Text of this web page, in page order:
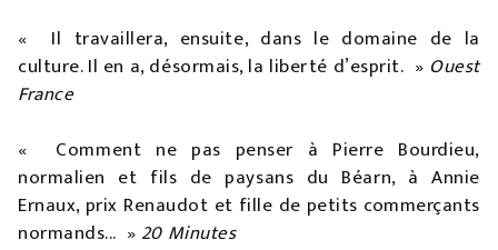
« Il travaillera, ensuite, dans le domaine de la
culture. Il en a, désormais, la liberté d’esprit. » Ouest
France
« Comment ne pas penser à Pierre Bourdieu,
normalien et fils de paysans du Béarn, à Annie
Ernaux, prix Renaudot et fille de petits commerçants
normands... » 20 Minutes